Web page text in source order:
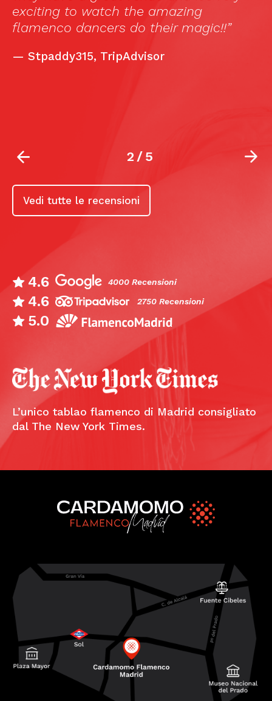
exciting to watch the amazing
flamenco dancers do their magic!!”
— Stpaddy315, TripAdvisor
2/5
Vedi tutte le recensioni
4.6 4000 Recensioni
4.6 2750 Recensioni
5.0
L’unico tablao flamenco di Madrid consigliato
dal The New York Times.